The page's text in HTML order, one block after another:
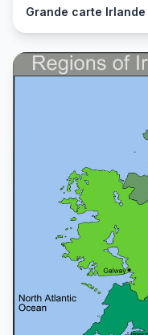
Grande carte Irlande